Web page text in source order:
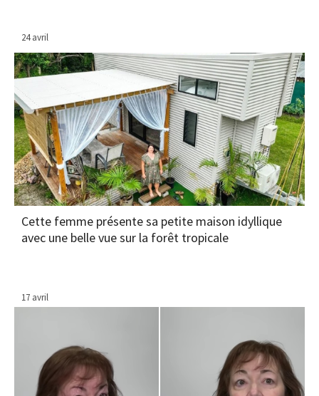
24 avril
Cette femme présente sa petite maison idyllique
avec une belle vue sur la forêt tropicale
17 avril